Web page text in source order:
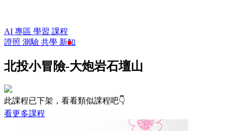
AI 專區 學習 課程
證照 測驗 共學 新知
北投小冒險-大炮岩石壇山
此課程已下架，看看類似課程吧👇
看更多課程